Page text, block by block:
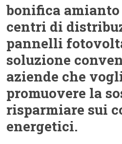
bonifica
centri di
pannelli
soluzione
aziende che
promuovere la
risparmiare sui
energetici.